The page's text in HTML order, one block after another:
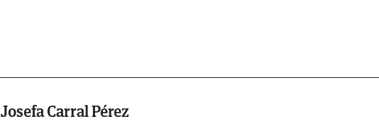
Carral Pérez